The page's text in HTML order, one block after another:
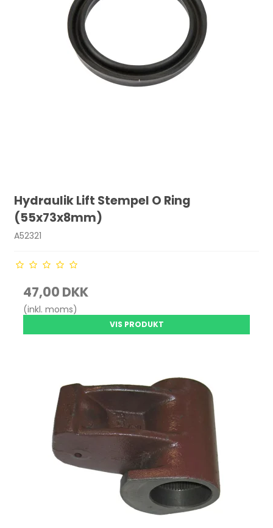
Hydraulik Lift Stempel O Ring
(55x73x8mm)
A52321
47,00 DKK
(inkl. moms)
VIS PRODUKT